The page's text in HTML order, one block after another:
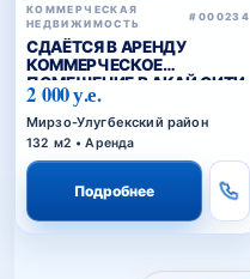
КОММЕРЧЕСКАЯ
НЕДВИЖИМОСТЬ
#000234
СДАЁТСЯ В АРЕНДУ
КОММЕРЧЕСКОЕ
ПОМЕЩЕНИЕ В АКАЙ СИТИ
2 000 у.е.
Мирзо-Улугбекский район
132 м2 • Аренда
Подробнее